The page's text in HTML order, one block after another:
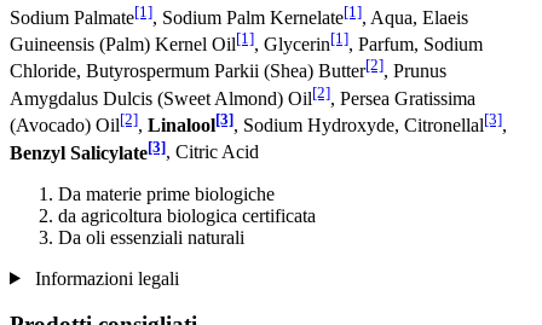
Sodium Palmate[1], Sodium Palm Kernelate[1], Aqua, Elaeis
Guineensis (Palm) Kernel Oil[1], Glycerin[1], Parfum, Sodium
Chloride, Butyrospermum Parkii (Shea) Butter[2], Prunus
Amygdalus Dulcis (Sweet Almond) Oil[2], Persea Gratissima
(Avocado) Oil[2], Linalool[3], Sodium Hydroxyde, Citronellal[3],
Benzyl Salicylate[3], Citric Acid
Da materie prime biologiche
da agricoltura biologica certificata
Da oli essenziali naturali
Informazioni legali